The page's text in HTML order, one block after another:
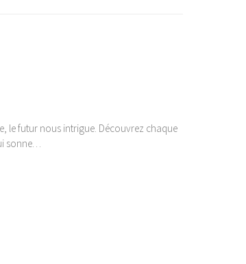
le futur nous intrigue. Découvrez chaque
sonne…